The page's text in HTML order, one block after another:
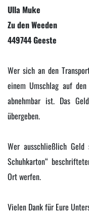
Ulla Muke
Zu den Weeden
449744 Geeste
Wer sich an den
einem Umschlag auf
abnehmbar ist. Das
übergeben.
Wer ausschließlich
Schuhkarton“
Ort werfen.
Vielen Dank für Eure